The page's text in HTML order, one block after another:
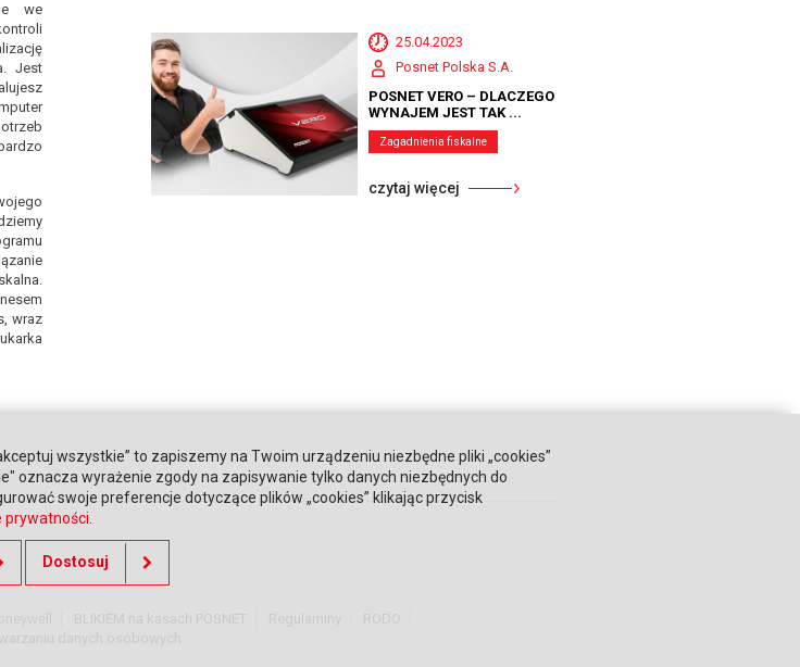
we
Jest
wraz
25.04.2023
Posnet Polska S.A.
POSNET VERO – DLACZEGO
WYNAJEM JEST TAK ...
Zagadnienia fiskalne
czytaj więcej
wszystkie” to zapiszemy na Twoim urządzeniu niezbędne pliki „cookies”
oznacza wyrażenie zgody na zapisywanie tylko danych niezbędnych do
swoje preferencje dotyczące plików „cookies” klikając przycisk
prywatności.
Dostosuj